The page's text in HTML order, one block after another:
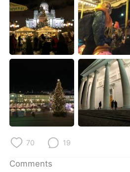
Русский ไทย
Indonesia Italiano
Tiếng Việt
Português
70 19
Comments